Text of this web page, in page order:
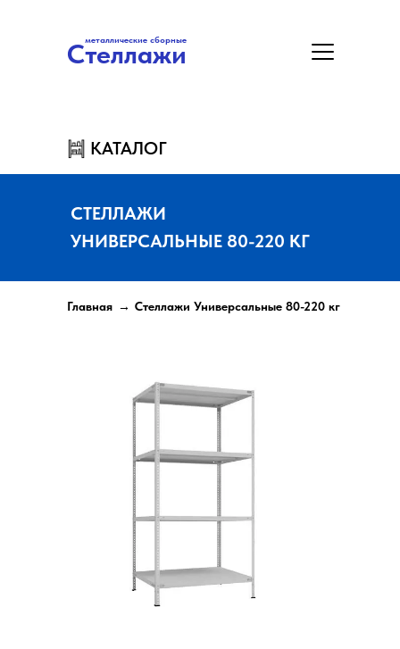
Стеллажи
Стеллажи
металлические сборные
КАТАЛОГ
СТЕЛЛАЖИ
УНИВЕРСАЛЬНЫЕ 80-220 КГ
Главная Стеллажи Универсальные 80-220 кг
→